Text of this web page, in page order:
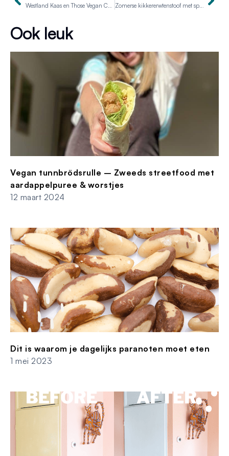
Zomerse kikkererwtenstoof met spinazie, yoghurtdressing en rijst
Ook leuk
Vegan tunnbrödsrulle – Zweeds streetfood met
aardappelpuree & worstjes
12 maart 2024
Dit is waarom je dagelijks paranoten moet eten
1 mei 2023